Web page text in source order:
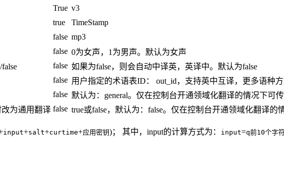
True v3
true
TimeStamp
false mp3
false 0为女声，1为男声。默认为女声
false 如果为false，则会自动中译英，英译中。默认为false
false 用户指定的术语表ID： out_id，支持英中互译，更多语种
false 默认为：general。仅在控制台开通领域化翻译的情况下可
为通用翻译 false true或false，默认为：false。仅在控制台开通领域化翻译的
input+salt+curtime+应用密钥)； 其中，input的计算方式为： input=q前10个字